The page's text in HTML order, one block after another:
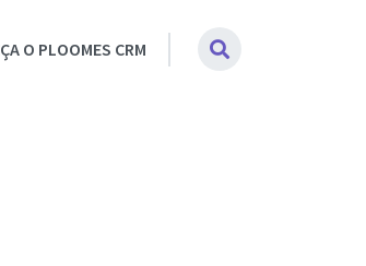
O PLOOMES CRM